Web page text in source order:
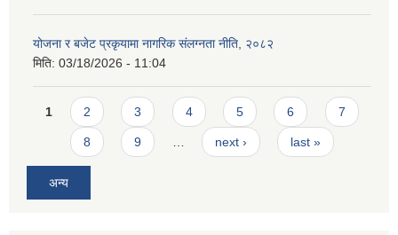
योजना र बजेट प्रकृयामा नागरिक संलग्नता नीति, २०८२
मिति: 03/18/2026 - 11:04
Pages
1 2 3 4 5 6 7
8 9 next › last »
अन्य